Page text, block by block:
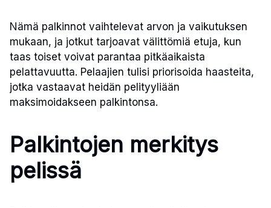
Nämä palkinnot vaihtelevat arvon ja vaikutuksen
mukaan, ja jotkut tarjoavat välittömiä etuja, kun
taas toiset voivat parantaa pitkäaikaista
pelattavuutta. Pelaajien tulisi priorisoida haasteita,
jotka vastaavat heidän pelityyliään
maksimoidakseen palkintonsa.
Palkintojen merkitys
pelissä